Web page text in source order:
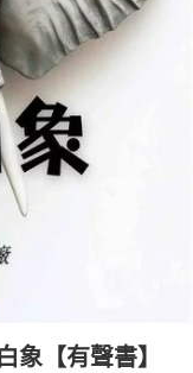
養 情趣用品
象【有聲書】